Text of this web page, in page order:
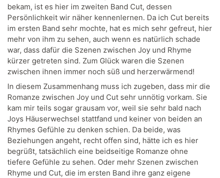
bekam, ist es hier im zweiten Band Cut, dessen
Persönlichkeit wir näher kennenlernen. Da ich Cut bereits
im ersten Band sehr mochte, hat es mich sehr gefreut, hier
mehr von ihm zu sehen, auch wenn es natürlich schade
war, dass dafür die Szenen zwischen Joy und Rhyme
kürzer getreten sind. Zum Glück waren die Szenen
zwischen ihnen immer noch süß und herzerwärmend!
In diesem Zusammenhang muss ich zugeben, dass mir die
Romanze zwischen Joy und Cut sehr unnötig vorkam. Sie
kam mir teils sogar grausam vor, weil sie sehr bald nach
Joys Häuserwechsel stattfand und keiner von beiden an
Rhymes Gefühle zu denken schien. Da beide, was
Beziehungen angeht, recht offen sind, hätte ich es hier
begrüßt, tatsächlich eine beidseitige Romanze ohne
tiefere Gefühle zu sehen. Oder mehr Szenen zwischen
Rhyme und Cut, die im ersten Band ihre ganz eigene